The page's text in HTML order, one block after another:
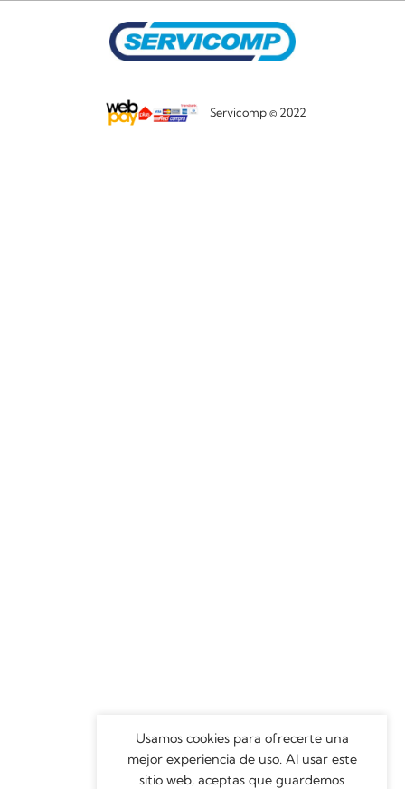
Servicomp © 2022
Usamos cookies para ofrecerte una
mejor experiencia de uso. Al usar este
sitio web, aceptas que guardemos